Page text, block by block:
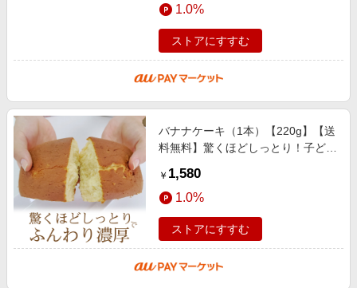
1.0%
ストアにすすむ
バナナケーキ（1本）【220g】【送
料無料】驚くほどしっとり！子ども
キ 沖縄特産品 お土産 母の日 プレ
ゼ
￥ 1,580
1.0%
ストアにすすむ